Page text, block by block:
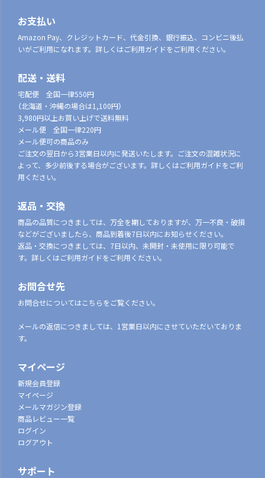
お支払い
Amazon Pay、クレジットカード、代金引換、銀行振込、コンビニ後払
いがご利用になれます。詳しくはご利用ガイドをご利用ください。
配送・送料
宅配便 全国一律550円
（北海道・沖縄の場合は1,100円）
3,980円以上お買い上げで送料無料
メール便 全国一律220円
メール便可の商品のみ
ご注文の翌日から3営業日以内に発送いたします。ご注文の混雑状況に
よって、多少前後する場合がございます。詳しくはご利用ガイドをご利
用ください。
返品・交換
商品の品質につきましては、万全を期しておりますが、万一不良・破損
などがございましたら、商品到着後7日以内にお知らせください。
返品・交換につきましては、7日以内、未開封・未使用に限り可能で
す。詳しくはご利用ガイドをご利用ください。
お問合せ先
お問合せについてはこちらをご覧ください。
メールの返信につきましては、1営業日以内にさせていただいておりま
す。
マイページ
新規会員登録
マイページ
メールマガジン登録
商品レビュー一覧
ログイン
ログアウト
サポート